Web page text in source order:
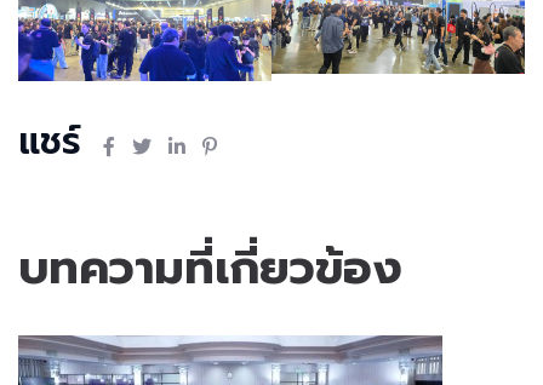
แชร์
บทความที่เกี่ยวข้อง